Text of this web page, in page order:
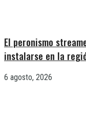
El peronismo
instalarse en la
6 agosto, 2026